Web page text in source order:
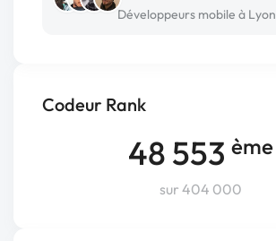
Codeur Rank
48 553 ème
sur 404 000
Développeurs mobile à Lyon